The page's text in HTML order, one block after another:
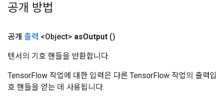
공개 방법
공개 출력 <Object> asOutput ()
텐서의 기호 핸들을 반환합니다.
TensorFlow 작업에 대한 입력은 다른 TensorFlow 작업의 출력
호 핸들을 얻는 데 사용됩니다.